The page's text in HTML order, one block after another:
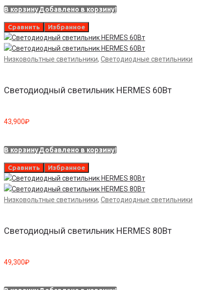
В корзинуДобавлено в корзину!
Сравнить Избранное
Низковольтные светильники, Светодиодные светильники
Светодиодный светильник HERMES 60Вт
43,900₽
В корзинуДобавлено в корзину!
Сравнить Избранное
Низковольтные светильники, Светодиодные светильники
Светодиодный светильник HERMES 80Вт
49,300₽